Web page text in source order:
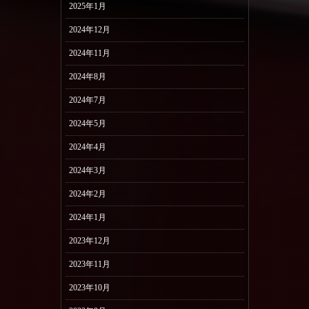
2025年1月
2024年12月
2024年11月
2024年8月
2024年7月
2024年5月
2024年4月
2024年3月
2024年2月
2024年1月
2023年12月
2023年11月
2023年10月